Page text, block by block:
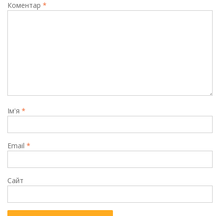
Коментар *
Ім'я *
Email *
Сайт